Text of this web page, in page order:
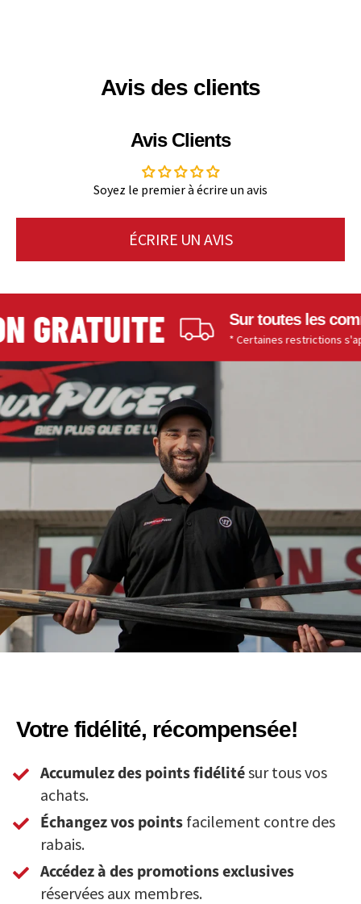
Avis des clients
Avis Clients
Soyez le premier à écrire un avis
ÉCRIRE UN AVIS
Sur toutes les
* Certaines restrictions
Votre fidélité, récompensée!
Accumulez des points fidélitésur tous vos
achats.
Échangez vos points facilement contre des
rabais.
Accédez à des promotions exclusives
réservées aux membres.